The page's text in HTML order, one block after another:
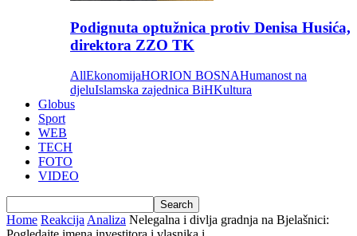
Podignuta optužnica protiv Denisa Husića,
direktora ZZO TK
AllEkonomijaHORION BOSNAHumanost na
djeluIslamska zajednica BiHKultura
Globus
Sport
WEB
TECH
FOTO
VIDEO
Home Reakcija Analiza Nelegalna i divlja gradnja na Bjelašnici: